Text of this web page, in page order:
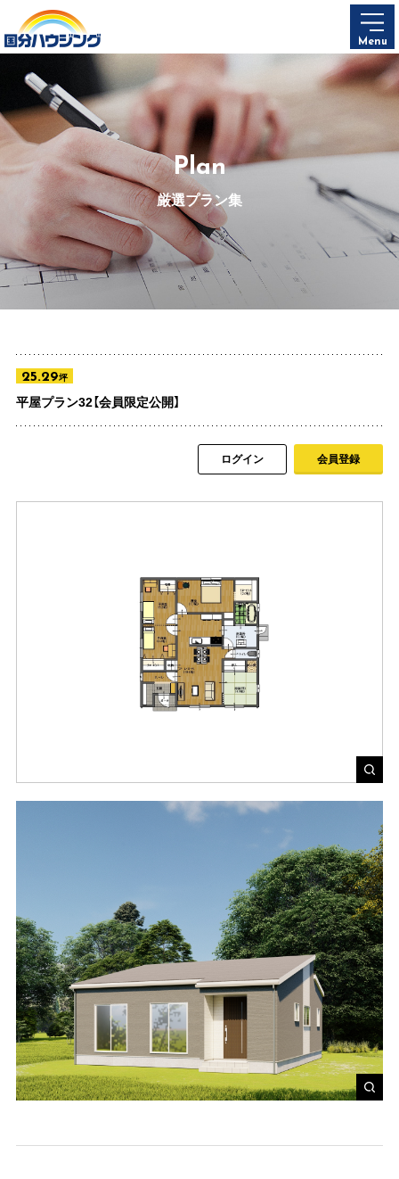
Menu
Plan
厳選プラン集
25.29坪
平屋プラン32【会員限定公開】
ログイン 会員登録